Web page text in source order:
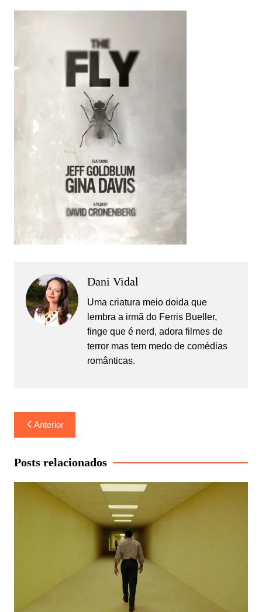
Dani Vidal
Uma criatura meio doida que
lembra a irmã do Ferris Bueller,
finge que é nerd, adora filmes de
terror mas tem medo de comédias
românticas.
Navegação
de
Post
Anterior
Posts relacionados